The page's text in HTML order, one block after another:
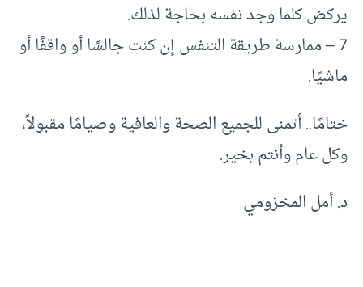
يركض كلما وجد نفسه بحاجة لذلك.
7 – ممارسة طريقة التنفس إن كنت جالسًا أو واقفًا أو
ماشيًا.
ختامًا.. أتمنى للجميع الصحة والعافية وصيامًا مقبولاً،
وكل عام وأنتم بخير.
د. أمل المخزومي